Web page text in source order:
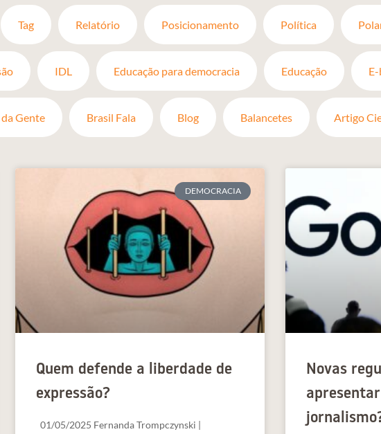
Tag Relatório Posicionamento Política
IDL Educação para democracia Educação
Gente Brasil Fala Blog Balancetes Artigo
DEMOCRACIA
Quem defende a liberdade de
expressão?
01/05/2025 Fernanda Trompczynski |
Novas